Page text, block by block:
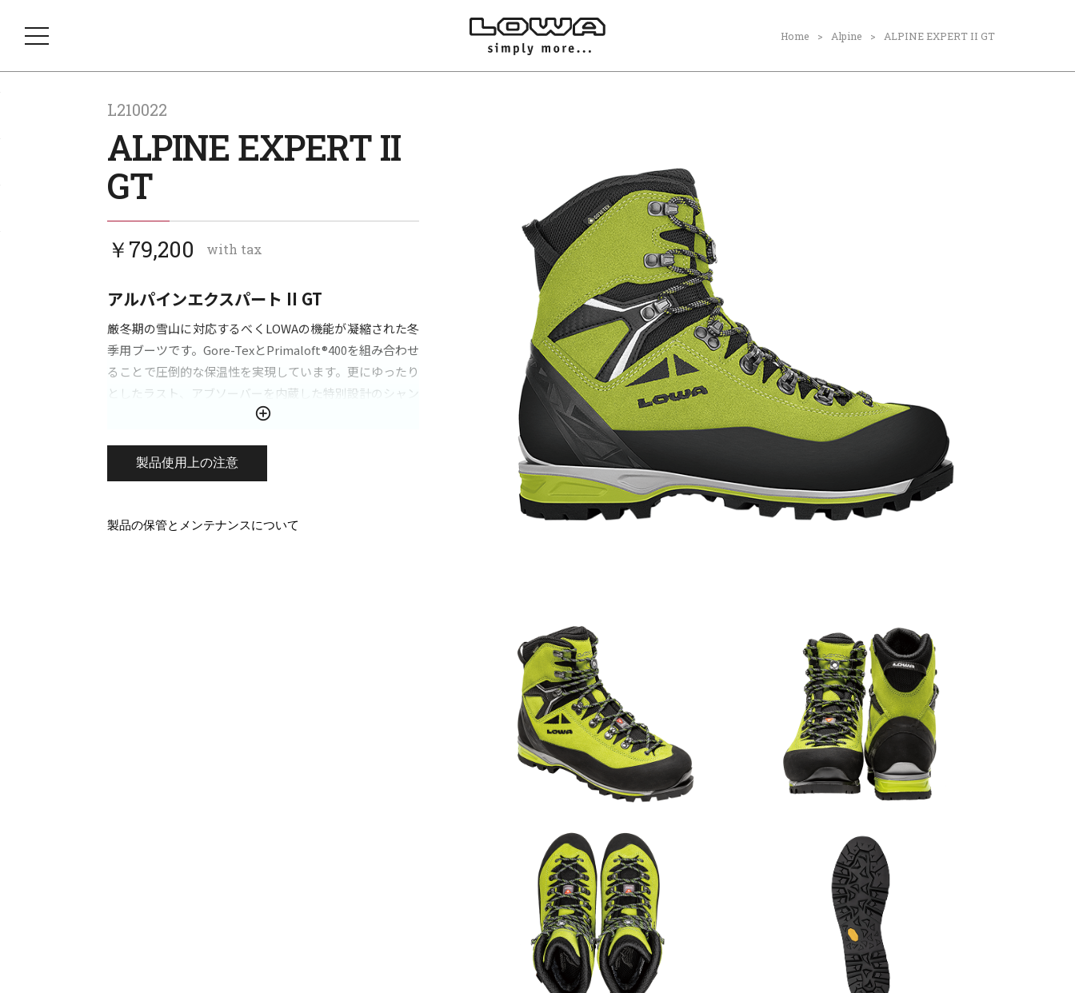
Home Alpine ALPINE EXPERT II GT
L210022
ALPINE EXPERT II
GT
￥79,200 with tax
アルパインエクスパート II GT
厳冬期の雪山に対応するべくLOWAの機能が凝縮された冬
季用ブーツです。Gore-TexとPrimaloft®400を組み合わせ
ることで圧倒的な保温性を実現しています。更にゆったり
としたラスト、アブソーバーを内蔵した特別設計のシャン
ク、歩行性能が高く、厚みを抑えたソールを開発すること
曲した時もフィット感が維持される、固めのアンクルパッ
チを採用しています。
製品使用上の注意
製品の保管とメンテナンスについて